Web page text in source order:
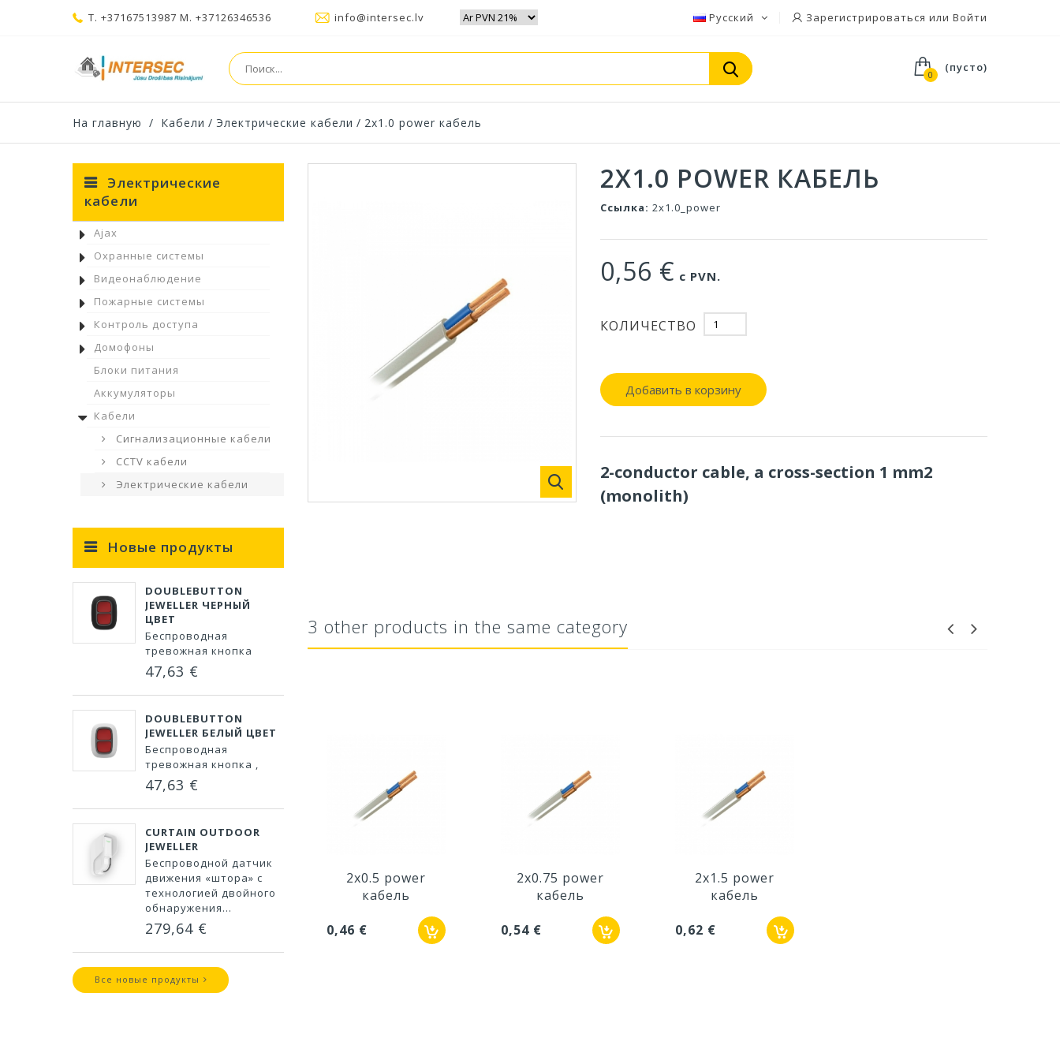
Зарегистрироваться или Войти
Русский
T. +37167513987 M. +37126346536 info@intersec.lv
0
(пусто)
На главную / Кабели / Электрические кабели / 2x1.0 power кабель
Электрические
кабели
Ajax
Охранные системы
Видеонаблюдение
Пожарные системы
Контроль доступа
Домофоны
Блоки питания
Аккумуляторы
Кабели
Сигнализационные кабели
CCTV кабели
Электрические кабели
Новые продукты
DOUBLEBUTTON
JEWELLER ЧЕРНЫЙ
ЦВЕТ
Беспроводная
тревожная кнопка
47,63 €
DOUBLEBUTTON
JEWELLER БЕЛЫЙ ЦВЕТ
Беспроводная
тревожная кнопка ,
47,63 €
CURTAIN OUTDOOR
JEWELLER
Беспроводной датчик
движения «штора» с
технологией двойного
обнаружения...
279,64 €
Все новые продукты
2X1.0 POWER КАБЕЛЬ
Ссылка: 2x1.0_power
0,56 € с PVN.
КОЛИЧЕСТВО
Добавить в корзину
2-conductor cable, a cross-section 1 mm2
(monolith)
3 other products in the same category
2x0.5 power
кабель
0,46 €
2x0.75 power
кабель
0,54 €
2x1.5 power
кабель
0,62 €